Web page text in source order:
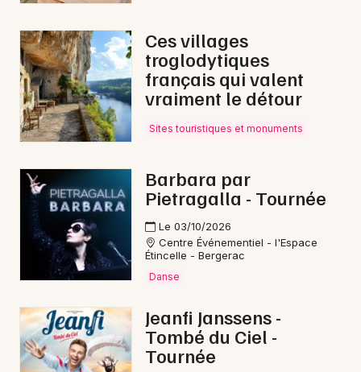
Sorties & loisirs
Danse en Dordogne
Danse en Aquitaine
Danse en Nouvelle-Aquitaine
Newsletter des sorties
Artistes en tournée
Actus à Montpon-Ménestérol
Ces villages
troglodytiques
français qui valent
vraiment le détour
Sites touristiques et monuments
Barbara par
Pietragalla - Tournée
Le 03/10/2026
Centre Événementiel - l'Espace
Étincelle - Bergerac
Danse
Jeanfi Janssens -
Tombé du Ciel -
Tournée